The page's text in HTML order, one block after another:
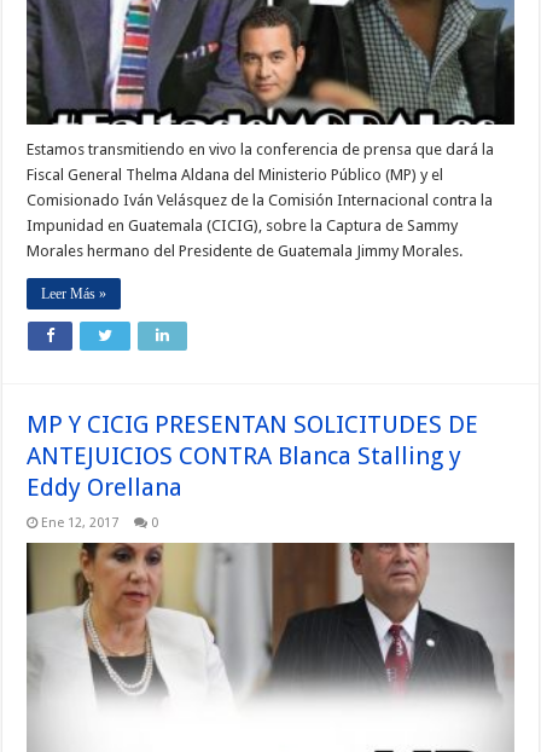
Estamos transmitiendo en vivo la conferencia de prensa que dará la
Fiscal General Thelma Aldana del Ministerio Público (MP) y el
Comisionado Iván Velásquez de la Comisión Internacional contra la
Impunidad en Guatemala (CICIG), sobre la Captura de Sammy
Morales hermano del Presidente de Guatemala Jimmy Morales.
Leer Más »
MP Y CICIG PRESENTAN SOLICITUDES DE
ANTEJUICIOS CONTRA Blanca Stalling y
Eddy Orellana
Ene 12, 2017 0